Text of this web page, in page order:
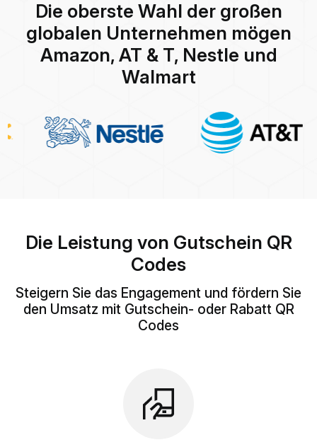
Die oberste Wahl der großen
globalen Unternehmen mögen
Amazon, AT & T, Nestle und
Walmart
Die Leistung von Gutschein QR
Codes
Steigern Sie das Engagement und fördern Sie
den Umsatz mit Gutschein- oder Rabatt QR
Codes